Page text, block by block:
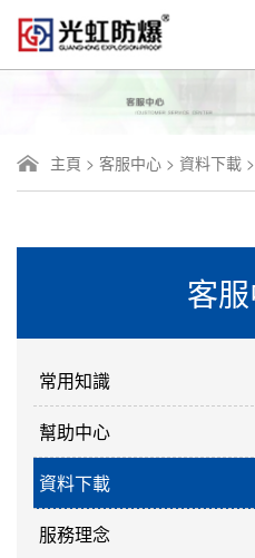
主頁 > 客服中心 > 資料下載 >
客
常用知識
幫助中心
資料下載
服務理念